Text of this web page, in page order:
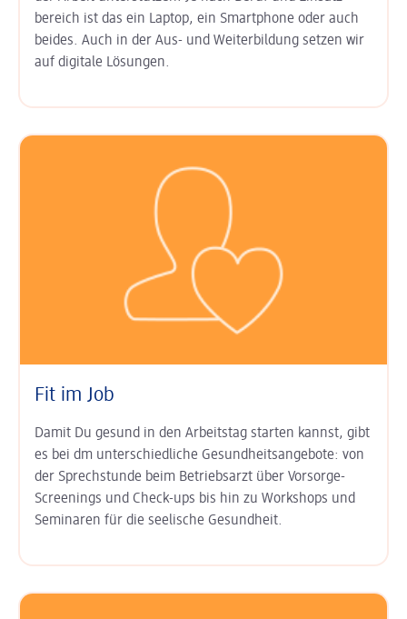
bereich ist das ein Laptop, ein Smart­phone oder auch
beides. Auch in der Aus- und Weiter­bildung setzen wir
auf digitale Lösungen.
Fit im Job
Damit Du gesund in den Arbeits­tag starten kannst, gibt
es bei dm unter­schied­liche Gesundheits­angebote: von
der Sprech­stunde beim Betriebs­arzt über Vor­sorge-
Screenings und Check-ups bis hin zu Work­shops und
Semi­naren für die seelische Gesund­heit.